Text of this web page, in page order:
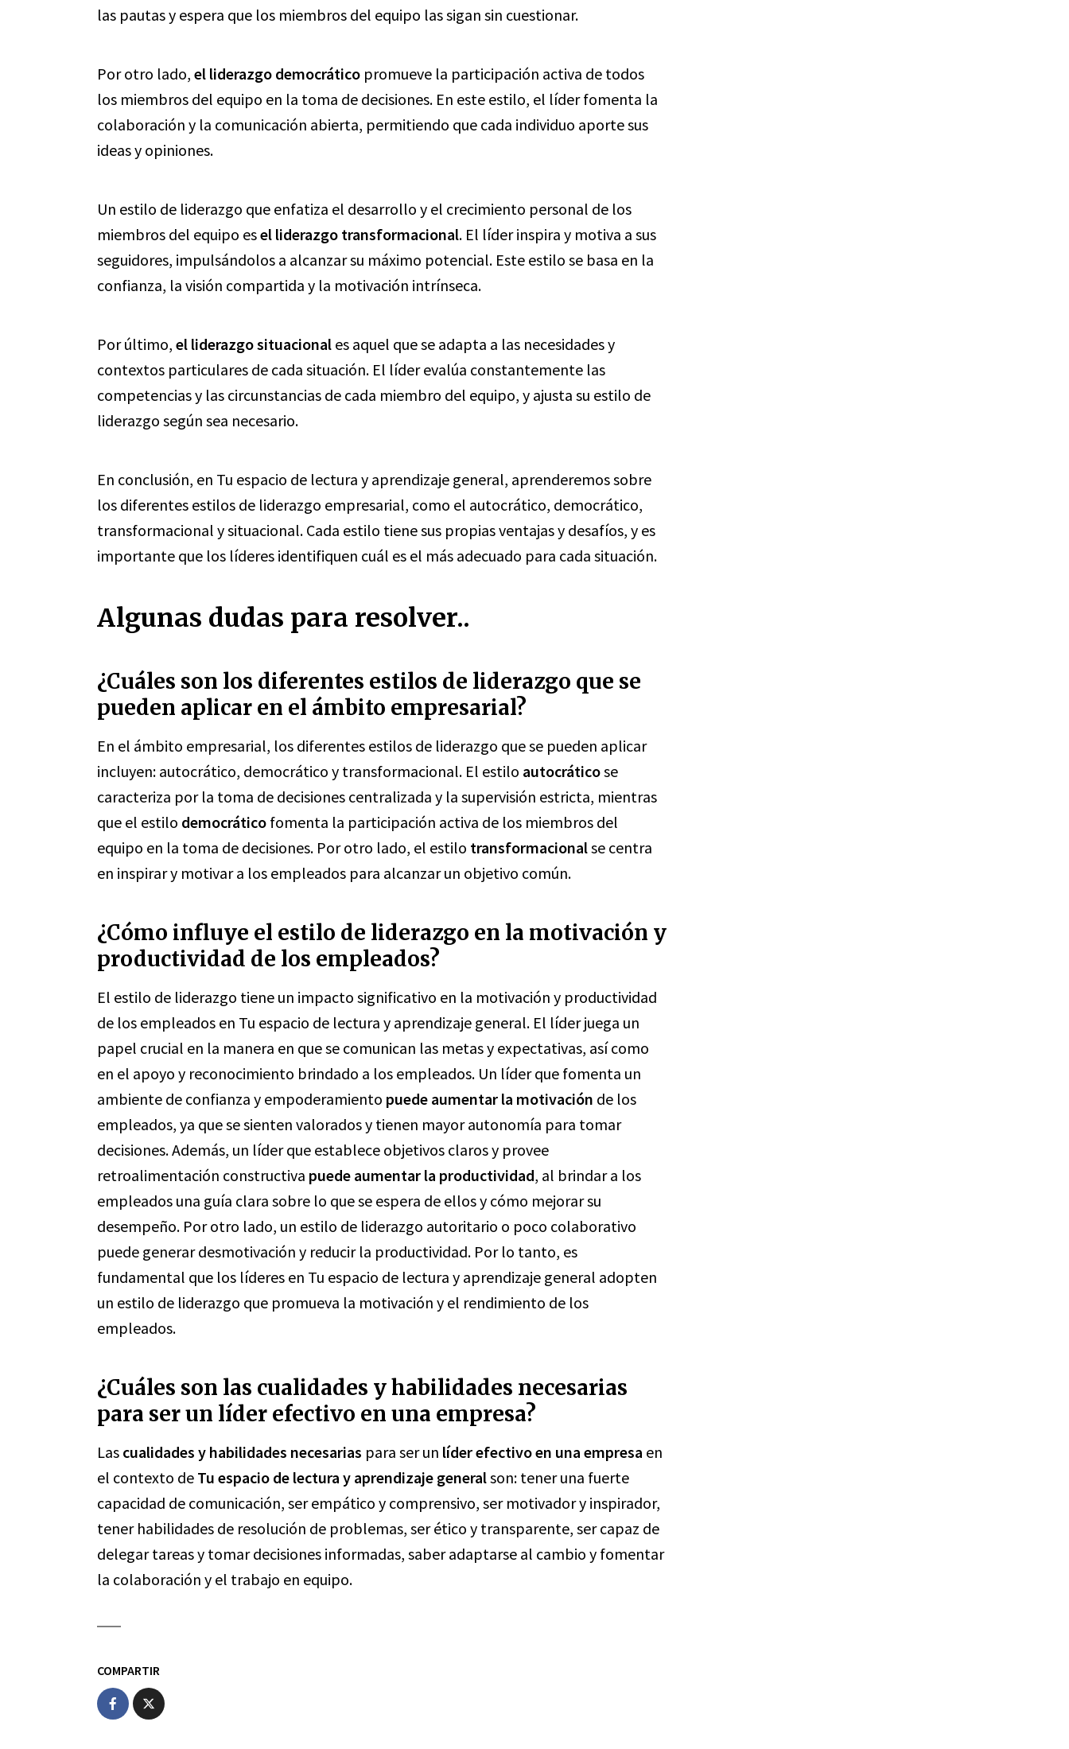
las pautas y espera que los miembros del equipo las sigan sin cuestionar.
Por otro lado, el liderazgo democrático promueve la participación activa de todos
los miembros del equipo en la toma de decisiones. En este estilo, el líder fomenta la
colaboración y la comunicación abierta, permitiendo que cada individuo aporte sus
ideas y opiniones.
Un estilo de liderazgo que enfatiza el desarrollo y el crecimiento personal de los
miembros del equipo esel liderazgo transformacional. El líder inspira y motiva a sus
seguidores, impulsándolos a alcanzar su máximo potencial. Este estilo se basa en la
confianza, la visión compartida y la motivación intrínseca.
Por último, el liderazgo situacional es aquel que se adapta a las necesidades y
contextos particulares de cada situación. El líder evalúa constantemente las
competencias y las circunstancias de cada miembro del equipo, y ajusta su estilo de
liderazgo según sea necesario.
En conclusión, en Tu espacio de lectura y aprendizaje general, aprenderemos sobre
los diferentes estilos de liderazgo empresarial, como el autocrático, democrático,
transformacional y situacional. Cada estilo tiene sus propias ventajas y desafíos, y es
importante que los líderes identifiquen cuál es el más adecuado para cada situación.
Algunas dudas para resolver..
¿Cuáles son los diferentes estilos de liderazgo que se
pueden aplicar en el ámbito empresarial?
En el ámbito empresarial, los diferentes estilos de liderazgo que se pueden aplicar
incluyen: autocrático, democrático y transformacional. El estilo autocráticose
caracteriza por la toma de decisiones centralizada y la supervisión estricta, mientras
que el estilo democrático fomenta la participación activa de los miembros del
equipo en la toma de decisiones. Por otro lado, el estilo transformacionalse centra
en inspirar y motivar a los empleados para alcanzar un objetivo común.
¿Cómo influye el estilo de liderazgo en la motivación y
productividad de los empleados?
El estilo de liderazgo tiene un impacto significativo en la motivación y productividad
de los empleados en Tu espacio de lectura y aprendizaje general. El líder juega un
papel crucial en la manera en que se comunican las metas y expectativas, así como
en el apoyo y reconocimiento brindado a los empleados. Un líder que fomenta un
ambiente de confianza y empoderamiento puede aumentar la motivación de los
empleados, ya que se sienten valorados y tienen mayor autonomía para tomar
decisiones. Además, un líder que establece objetivos claros y provee
retroalimentación constructiva puede aumentar la productividad, al brindar a los
empleados una guía clara sobre lo que se espera de ellos y cómo mejorar su
desempeño. Por otro lado, un estilo de liderazgo autoritario o poco colaborativo
puede generar desmotivación y reducir la productividad. Por lo tanto, es
fundamental que los líderes en Tu espacio de lectura y aprendizaje general adopten
un estilo de liderazgo que promueva la motivación y el rendimiento de los
empleados.
¿Cuáles son las cualidades y habilidades necesarias
para ser un líder efectivo en una empresa?
Las cualidades y habilidades necesarias para ser un líder efectivo en una empresa en
el contexto de Tu espacio de lectura y aprendizaje generalson: tener una fuerte
capacidad de comunicación, ser empático y comprensivo, ser motivador y inspirador,
tener habilidades de resolución de problemas, ser ético y transparente, ser capaz de
delegar tareas y tomar decisiones informadas, saber adaptarse al cambio y fomentar
la colaboración y el trabajo en equipo.
COMPARTIR